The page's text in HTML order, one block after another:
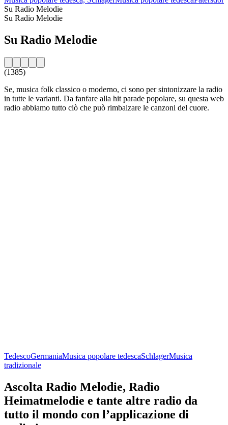
Su Radio Melodie
Su Radio Melodie
Su Radio Melodie
(1385)
Se, musica folk classico o moderno, ci sono per sintonizzare la radio
in tutte le varianti. Da fanfare alla hit parade popolare, su questa web
radio abbiamo tutto ciò che può rimbalzare le canzoni del cuore.
TedescoGermaniaMusica popolare tedescaSchlagerMusica
tradizionale
Ascolta Radio Melodie, Radio
Heimatmelodie e tante altre radio da
tutto il mondo con l’applicazione di